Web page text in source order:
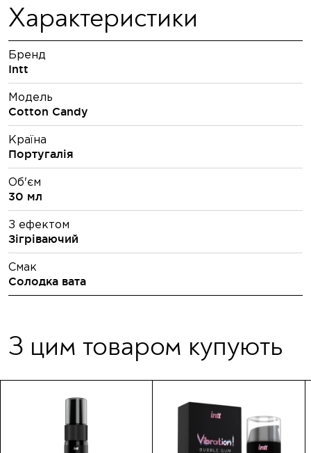
Характеристики
Бренд
Intt
Модель
Cotton Candy
Країна
Португалія
Об'єм
30 мл
З ефектом
Зігріваючий
Смак
Солодка вата
З цим товаром купують